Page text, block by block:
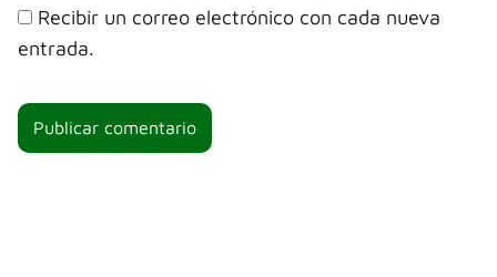
Recibir un correo electrónico con cada nueva
entrada.